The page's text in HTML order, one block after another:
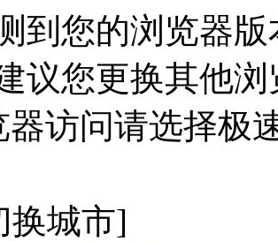
到您的浏览器
议您更换其他
器访问请选择极
换城市]